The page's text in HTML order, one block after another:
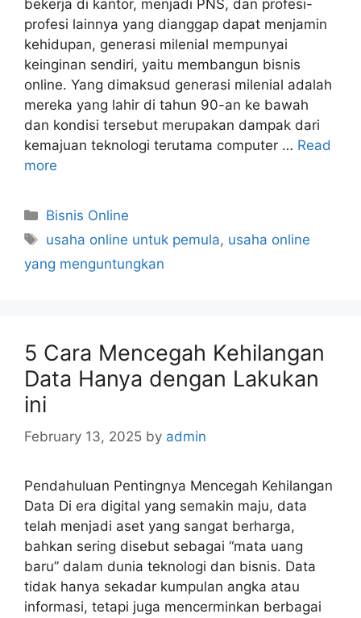
bekerja di kantor, menjadi PNS, dan profesi-
profesi lainnya yang dianggap dapat menjamin
kehidupan, generasi milenial mempunyai
keinginan sendiri, yaitu membangun bisnis
online. Yang dimaksud generasi milenial adalah
mereka yang lahir di tahun 90-an ke bawah
dan kondisi tersebut merupakan dampak dari
kemajuan teknologi terutama computer … Read
more
Categories
Bisnis Online
Tags
usaha online untuk pemula, usaha online
yang menguntungkan
5 Cara Mencegah Kehilangan
Data Hanya dengan Lakukan
ini
February 13, 2025 by admin
Pendahuluan Pentingnya Mencegah Kehilangan
Data Di era digital yang semakin maju, data
telah menjadi aset yang sangat berharga,
bahkan sering disebut sebagai “mata uang
baru” dalam dunia teknologi dan bisnis. Data
tidak hanya sekadar kumpulan angka atau
informasi, tetapi juga mencerminkan berbagai